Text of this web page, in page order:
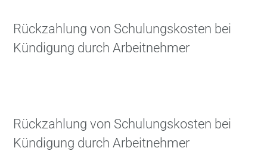
Rückzahlung von Schulungskosten bei
Kündigung durch Arbeitnehmer
Rückzahlung von Schulungskosten bei
Kündigung durch Arbeitnehmer